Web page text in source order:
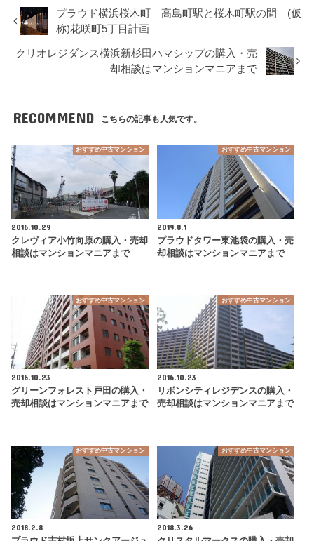
プラウド横浜桜木町 高島町駅と桜木町駅の間 (仮
称)花咲町5丁目計画
クリオレジダンス横浜新杉田ハマシップの購入・売
却相談はマンションマニアまで
RECOMMEND こちらの記事も人気です。
おすすめ中古マンション
2016.10.29
クレヴィア小竹向原の購入・売却
相談はマンションマニアまで
おすすめ中古マンション
2019.8.1
プラウドタワー東池袋の購入・売
却相談はマンションマニアまで
おすすめ中古マンション
2016.10.23
グリーンフォレスト戸田の購入・
売却相談はマンションマニアまで
おすすめ中古マンション
2016.10.23
リボンシティレジデンスの購入・
売却相談はマンションマニアまで
おすすめ中古マンション
2018.2.8
おすすめ中古マンション
2018.3.26